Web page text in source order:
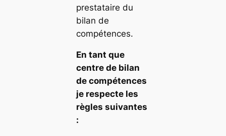
prestataire du
bilan de
compétences.
En tant que
centre de bilan
de compétences
je respecte les
règles suivantes
: